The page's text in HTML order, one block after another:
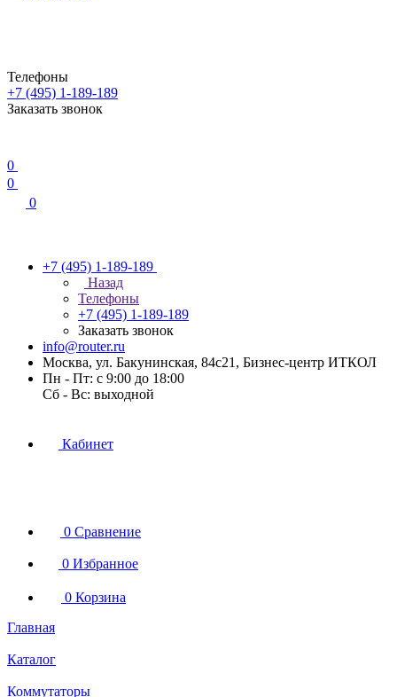
Телефоны
+7 (495) 1-189-189
Заказать звонок
0
0
0
+7 (495) 1-189-189
Назад
Телефоны
+7 (495) 1-189-189
Заказать звонок
info@router.ru
Москва, ул. Бакунинская, 84с21, Бизнес-центр ИТКОЛ
Пн - Пт: с 9:00 до 18:00
Cб - Вс: выходной
Кабинет
0 Сравнение
0 Избранное
0 Корзина
Главная
Каталог
Коммутаторы